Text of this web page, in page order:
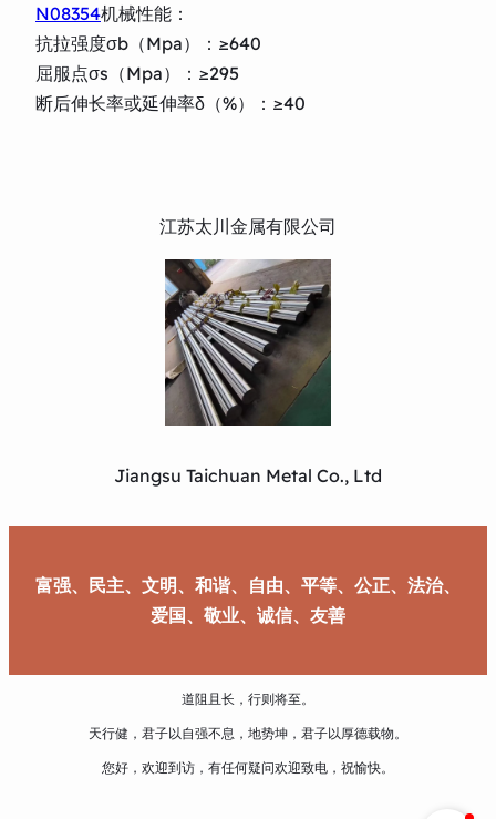
N08354机械性能：
抗拉强度σb（Mpa）：≥640
屈服点σs（Mpa）：≥295
断后伸长率或延伸率δ（%）：≥40
江苏太川金属有限公司
Jiangsu Taichuan Metal Co., Ltd
富强、民主、文明、和谐、自由、平等、公正、法治、
爱国、敬业、诚信、友善
道阻且长，行则将至。
天行健，君子以自强不息，地势坤，君子以厚德载物。
您好，欢迎到访，有任何疑问欢迎致电，祝愉快。